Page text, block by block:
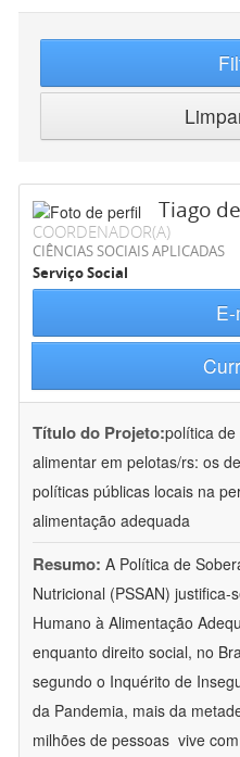
Tiago
COORDENADOR(A)
CIÊNCIAS SOCIAIS APLICADAS
Serviço Social
Título do Projeto:política
alimentar em pelotas/rs: os
políticas públicas locais na
alimentação adequada
Resumo: A Política de
Nutricional (PSSAN)
Humano à Alimentação
enquanto direito social, no
segundo o Inquérito de
da Pandemia, mais da
milhões de pessoas  vive